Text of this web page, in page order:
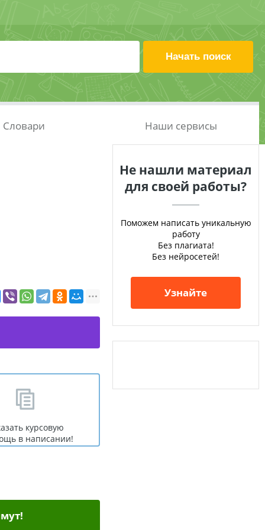
Словари Наши сервисы
курсовую
в написании!
Не нашли материал
для своей работы?
Поможем написать уникальную
работу
Без плагиата!
Без нейросетей!
Узнайте